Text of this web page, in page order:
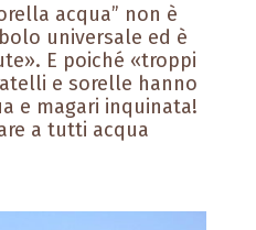
acqua” non è
universale ed è
E poiché «troppi
e sorelle hanno
e magari inquinata!
a tutti acqua